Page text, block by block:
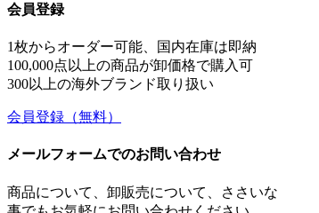
会員登録
1枚からオーダー可能、国内在庫は即納
100,000点以上の商品が卸価格で購入可
300以上の海外ブランド取り扱い
会員登録 （無料）
メールフォームでのお問い合わせ
商品について、卸販売について、ささいな